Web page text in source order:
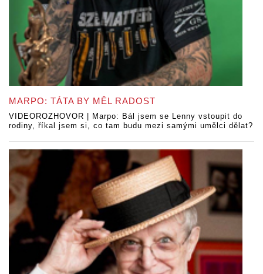
MARPO: TÁTA BY MĚL RADOST
VIDEOROZHOVOR | Marpo: Bál jsem se Lenny vstoupit do
rodiny, říkal jsem si, co tam budu mezi samými umělci dělat?